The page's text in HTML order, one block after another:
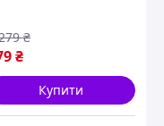
₴
₴
Купити